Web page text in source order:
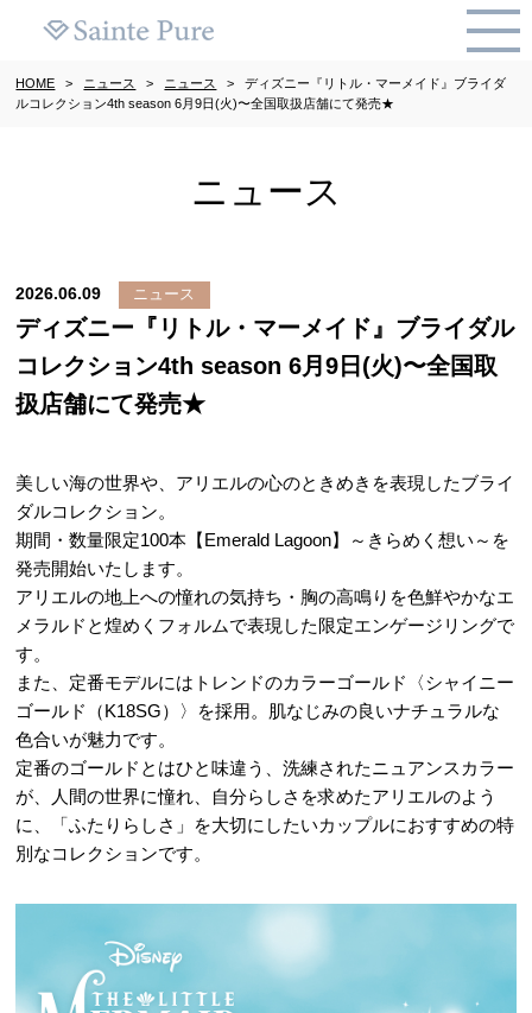
HOME > ニュース > ニュース >ディズニー『リトル・マーメイド』ブライダ
ルコレクション4th season 6月9日(火)〜全国取扱店舗にて発売★
ニュース
2026.06.09 ニュース
ディズニー『リトル・マーメイド』ブライダル
コレクション4th season 6月9日(火)〜全国取
扱店舗にて発売★
美しい海の世界や、アリエルの心のときめきを表現したブライ
ダルコレクション。
期間・数量限定100本【Emerald Lagoon】～きらめく想い～を
発売開始いたします。
アリエルの地上への憧れの気持ち・胸の高鳴りを色鮮やかなエ
メラルドと煌めくフォルムで表現した限定エンゲージリングで
す。
また、定番モデルにはトレンドのカラーゴールド〈シャイニー
ゴールド（K18SG）〉を採用。肌なじみの良いナチュラルな
色合いが魅力です。
定番のゴールドとはひと味違う、洗練されたニュアンスカラー
が、人間の世界に憧れ、自分らしさを求めたアリエルのよう
に、「ふたりらしさ」を大切にしたいカップルにおすすめの特
別なコレクションです。